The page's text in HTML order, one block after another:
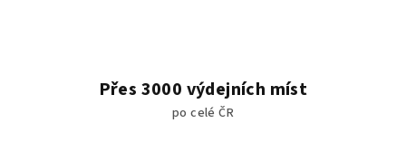
Přes 3000 výdejních míst
po celé ČR